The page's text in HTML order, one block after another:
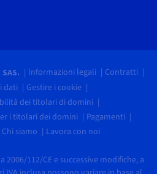
Informazioni legali
Contratti
dati
Gestire i cookie
dei titolari di domini
i titolari dei domini
Pagamenti
Chi siamo Lavora con noi
112/CE e successive modifiche, a